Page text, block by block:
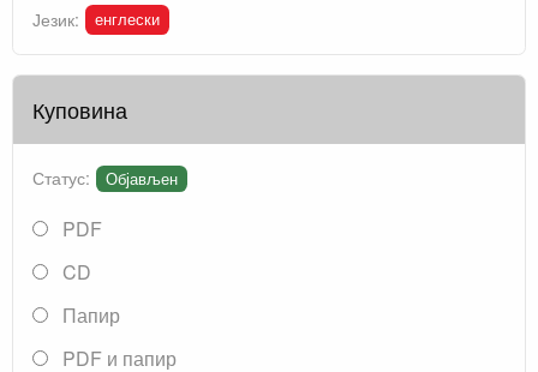
Језик: енглески
Куповина
Статус: Објављен
PDF
CD
Папир
PDF и папир